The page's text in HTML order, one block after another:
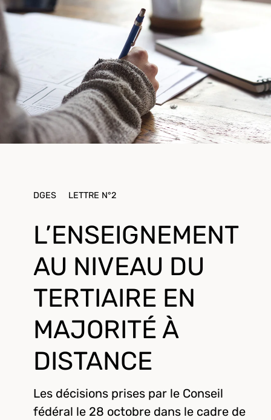
DGES LETTRE N°2
L’ENSEIGNEMENT
AU NIVEAU DU
TERTIAIRE EN
MAJORITÉ À
DISTANCE
Les décisions prises par le Conseil
fédéral le 28 octobre dans le cadre de